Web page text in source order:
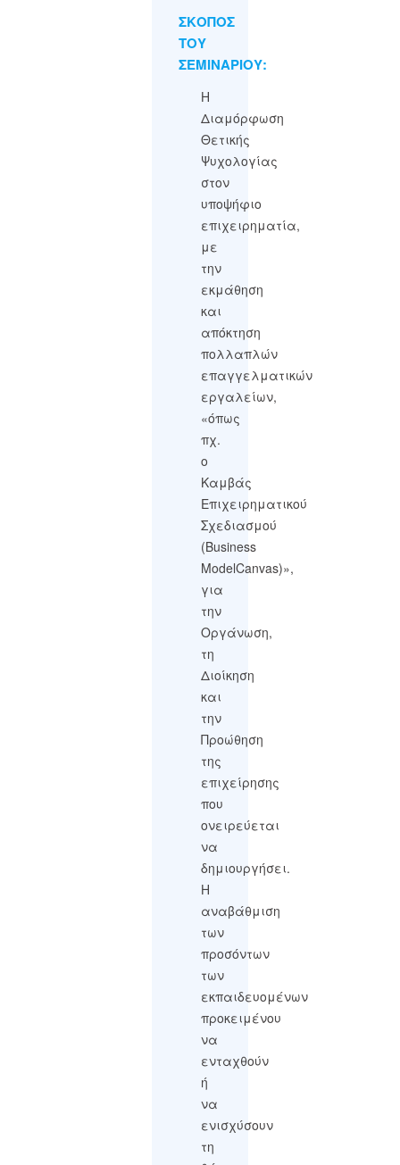
ΣΚΟΠΟΣ
ΤΟΥ
ΣΕΜΙΝΑΡΙΟΥ:
Η
Διαμόρφωση
Θετικής
Ψυχολογίας
στον
υποψήφιο
επιχειρηματία,
με
την
εκμάθηση
και
απόκτηση
πολλαπλών
επαγγελματικών
εργαλείων,
«όπως
πχ.
ο
Καμβάς
Επιχειρηματικού
Σχεδιασμού
(Business
ModelCanvas)»,
για
την
Οργάνωση,
τη
Διοίκηση
και
την
Προώθηση
της
επιχείρησης
που
ονειρεύεται
να
δημιουργήσει.
Η
αναβάθμιση
των
προσόντων
των
εκπαιδευομένων
προκειμένου
να
ενταχθούν
ή
να
ενισχύσουν
τη